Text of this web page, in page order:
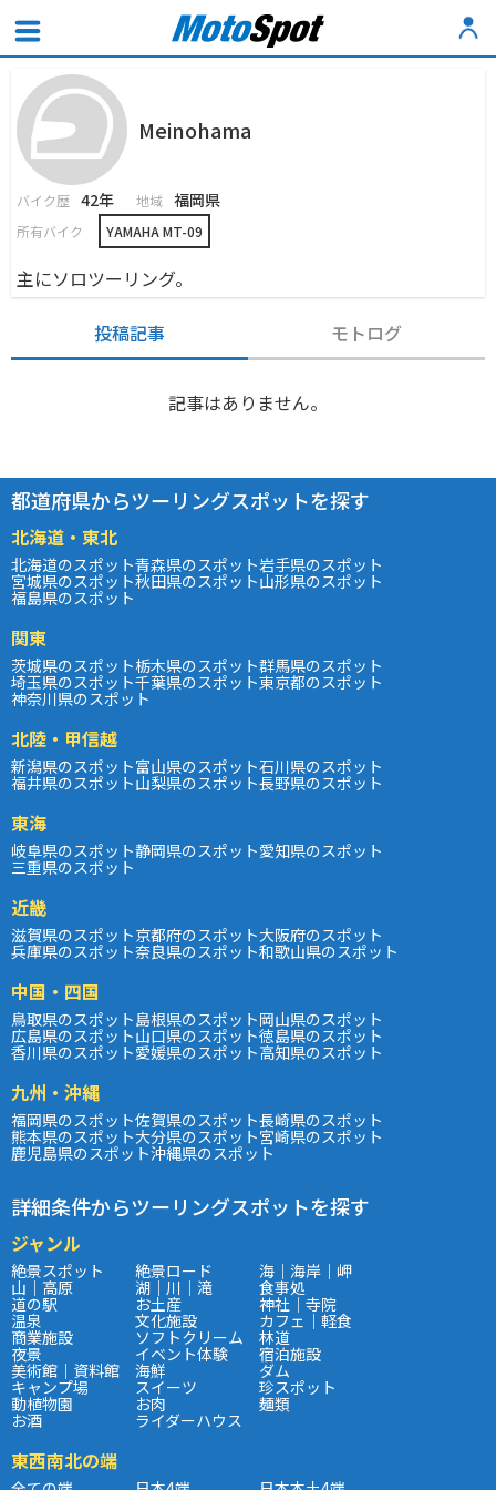
Meinohama
バイク歴 42年 地域 福岡県
所有バイク YAMAHA MT-09
主にソロツーリング。
投稿記事 モトログ
記事はありません。
都道府県からツーリングスポットを探す
北海道・東北
北海道のスポット青森県のスポット岩手県のスポット
宮城県のスポット秋田県のスポット山形県のスポット
福島県のスポット
関東
茨城県のスポット栃木県のスポット群馬県のスポット
埼玉県のスポット千葉県のスポット東京都のスポット
神奈川県のスポット
北陸・甲信越
新潟県のスポット富山県のスポット石川県のスポット
福井県のスポット山梨県のスポット長野県のスポット
東海
岐阜県のスポット静岡県のスポット愛知県のスポット
三重県のスポット
近畿
滋賀県のスポット京都府のスポット大阪府のスポット
兵庫県のスポット奈良県のスポット和歌山県のスポット
中国・四国
鳥取県のスポット島根県のスポット岡山県のスポット
広島県のスポット山口県のスポット徳島県のスポット
香川県のスポット愛媛県のスポット高知県のスポット
九州・沖縄
福岡県のスポット佐賀県のスポット長崎県のスポット
熊本県のスポット大分県のスポット宮崎県のスポット
鹿児島県のスポット沖縄県のスポット
詳細条件からツーリングスポットを探す
ジャンル
絶景スポット 絶景ロード 海｜海岸｜岬
山｜高原 湖｜川｜滝 食事処
道の駅 お土産 神社｜寺院
温泉 文化施設 カフェ｜軽食
商業施設 ソフトクリーム 林道
夜景 イベント体験 宿泊施設
美術館｜資料館 海鮮 ダム
キャンプ場 スイーツ 珍スポット
動植物園 お肉 麺類
お酒 ライダーハウス
東西南北の端